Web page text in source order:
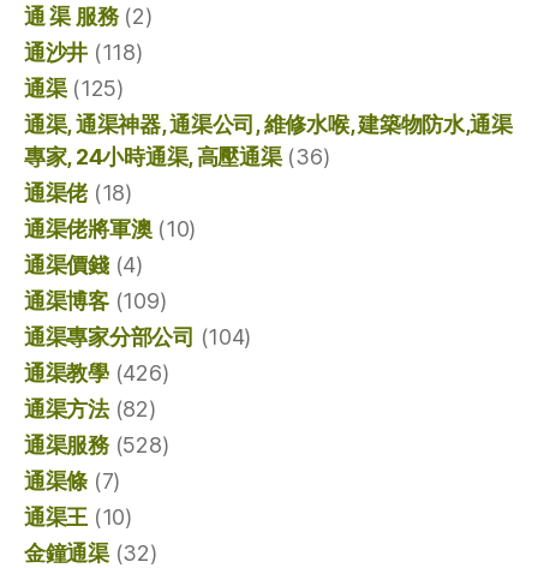
通 渠 服務(2)
通沙井 (118)
通渠(125)
通渠, 通渠神器, 通渠公司, 維修水喉, 建築物防水,通渠
專家, 24小時通渠, 高壓通渠(36)
通渠佬(18)
通渠佬將軍澳(10)
通渠價錢(4)
通渠博客(109)
通渠專家分部公司 (104)
通渠教學(426)
通渠方法(82)
通渠服務(528)
通渠條 (7)
通渠王 (10)
金鐘通渠(32)